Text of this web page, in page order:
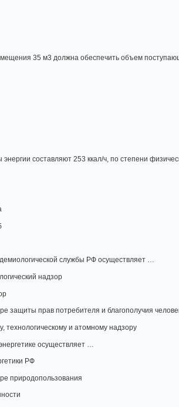
35 м3 должна обеспечить объем
составляют 253 ккал/ч, по степени
службы РФ осуществляет …
надзор
защиты прав потребителя и благополучия
технологическому и атомному надзору
осуществляет …
РФ
природопользования